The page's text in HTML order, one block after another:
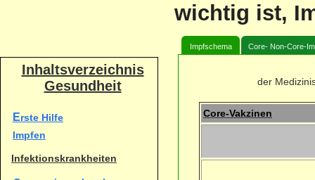
wichtig ist,
Inhaltsverzeichnis
Gesundheit
Erste Hilfe
Impfen
Infektionskrankheiten
Impfschema Core- Non-Core-
der
Core-Vakzinen